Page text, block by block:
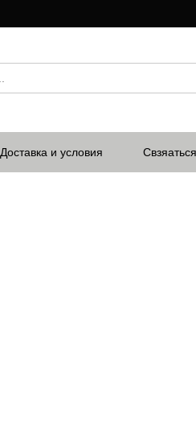
Доставка и условия